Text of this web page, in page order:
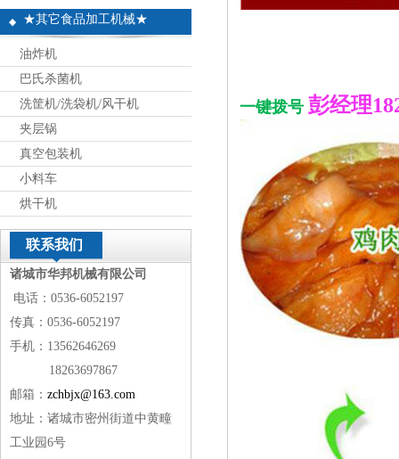
★其它食品加工机械★
油炸机
巴氏杀菌机
洗筐机/洗袋机/风干机
夹层锅
真空包装机
小料车
烘干机
联系我们
诸城市华邦机械有限公司
电话：0536-6052197
传真：0536-6052197
手机：13562646269
18263697867
邮箱： zchbjx@163.com
地址：诸城市密州街道中黄疃
工业园6号
一键拨号 彭经理